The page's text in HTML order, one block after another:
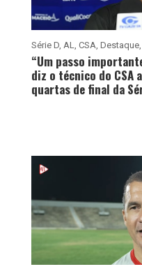
Série D, AL CSA Destaque,
“Um passo
diz o técnico do CSA
quartas de final da